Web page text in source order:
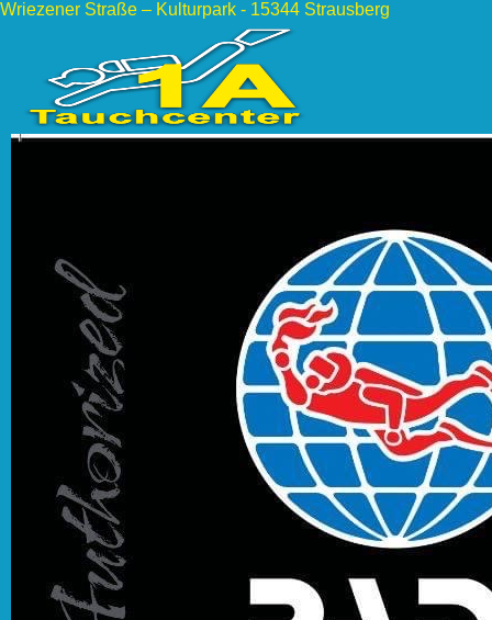
Wriezener Straße – Kulturpark - 15344 Strausberg